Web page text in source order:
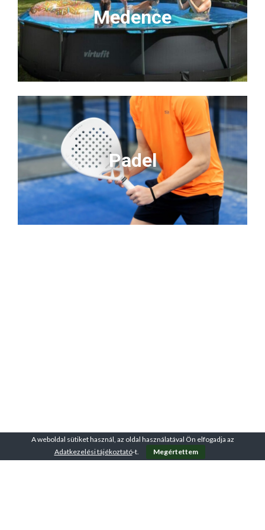
Medence
Padel
A weboldal sütiket használ, az oldal használatával Ön elfogadja az
Adatkezelési tájékoztató-t. Megértettem